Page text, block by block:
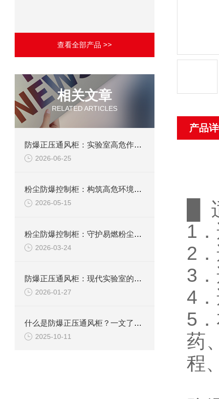
查看全部产品 >>
相关文章
RELATED ARTICLES
防爆正压通风柜：实验室高危作业的安全防护载体
2026-06-25
粉尘防爆控制柜：构筑高危环境下的电气安全屏障
2026-05-15
粉尘防爆控制柜：守护易燃粉尘环境下的电气安全
2026-03-24
防爆正压通风柜：现代实验室的安全屏障
2026-01-27
什么是防爆正压通风柜？一文了解其定义、原理及应用
2025-10-11
产品
█
1
2
3
4
5
药
程